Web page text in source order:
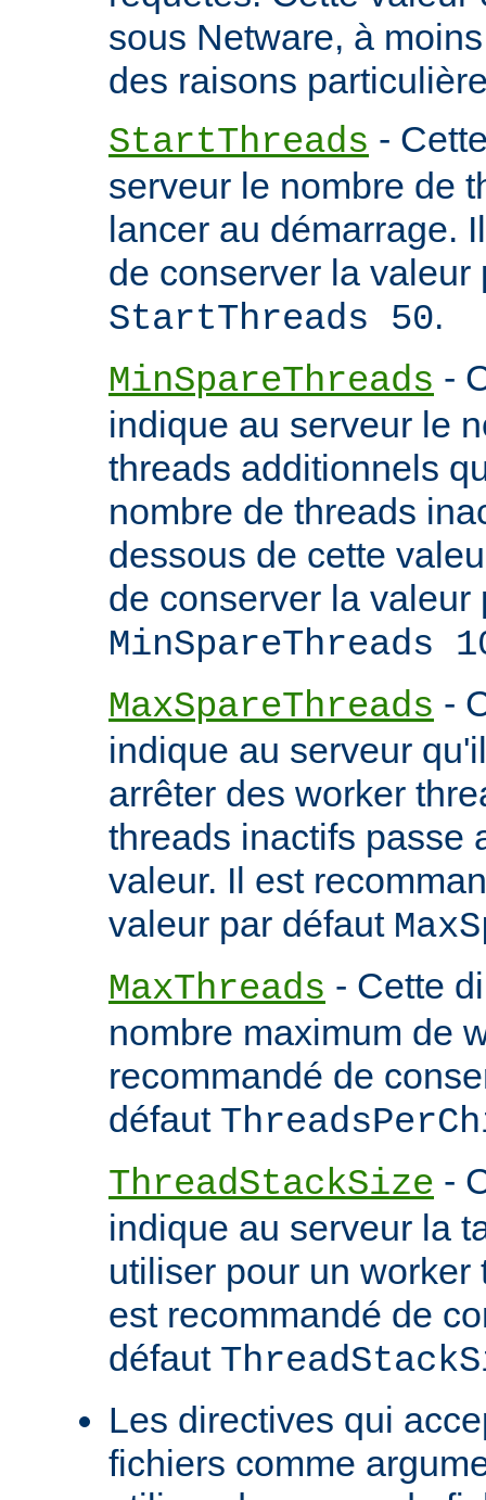
sous Netware, à
des raisons
StartThreads -
serveur le nombre de
lancer au démarrage.
de conserver la valeur
StartThreads 50.
MinSpareThreads -
indique au serveur le
threads additionnels
nombre de threads
dessous de cette
de conserver la valeur
MinSpareThreads
MaxSpareThreads -
indique au serveur
arrêter des worker
threads inactifs passe
valeur. Il est
valeur par défaut
MaxThreads - Cette
nombre maximum de
recommandé de
défaut
ThreadStackSize -
indique au serveur la
utiliser pour un
est recommandé de
défaut
Les directives qui
fichiers comme